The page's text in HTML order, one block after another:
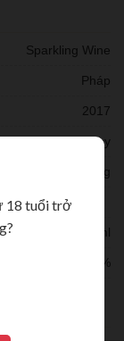
Sparkling Wine
Pháp
2017
Chardonnay
6 chai/ thùng
750ml
11.5%
18 tuổi trở